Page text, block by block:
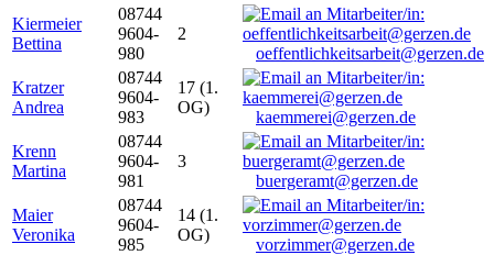
Kiermeier
Bettina
08744
9604-
980
2
oeffentlichkeitsarbeit@gerzen.de
Kratzer
Andrea
08744
9604-
983
17 (1.
OG)
kaemmerei@gerzen.de
Krenn
Martina
08744
9604-
981
3
buergeramt@gerzen.de
Maier
Veronika
08744
9604-
985
14 (1.
OG)
vorzimmer@gerzen.de